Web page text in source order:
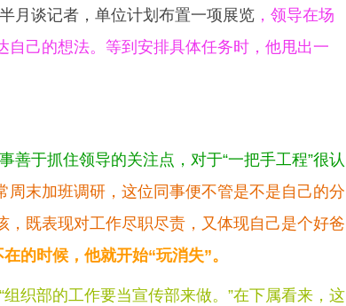
月谈记者，单位计划布置一项展览 ，领导在场
己的想法。等到安排具体任务时，他甩出一
善于抓住领导的关注点，对于“一把手工程”很认
周末加班调研，这位同事便不管是不是自己的分
，既表现对工作尽职尽责，又体现自己是个好爸
的时候，他就开始“玩消失”。
“组织部的工作要当宣传部来做。”在下属看来，这